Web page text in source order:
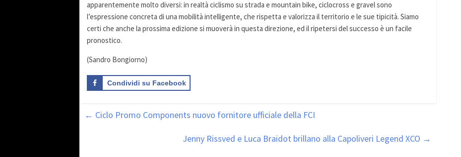
apparentemente molto diversi: in realtà ciclismo su strada e mountain bike, ciclocross e gravel sono
l’espressione concreta di una mobilità intelligente, che rispetta e valorizza il territorio e le sue tipicità. Siamo
certi che anche la prossima edizione si muoverà in questa direzione, ed il ripetersi del successo è un facile
pronostico.
(Sandro Bongiorno)
Condividi su Facebook
← Ciclo Promo Components nuovo fornitore ufficiale della FCI
Jenny Rissved e Luca Braidot brillano alla Capoliveri Legend XCO →